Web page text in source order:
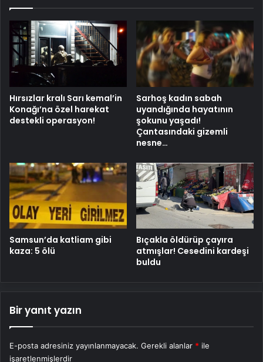
Hırsızlar kralı Sarı kemal’in
Konağı’na özel harekat
destekli operasyon!
Sarhoş kadın sabah
uyandığında hayatının
şokunu yaşadı!
Çantasındaki gizemli
nesne…
Samsun’da katliam gibi
kaza: 5 ölü
Bıçakla öldürüp çayıra
atmışlar! Cesedini kardeşi
buldu
Bir yanıt yazın
E-posta adresiniz yayınlanmayacak. Gerekli alanlar * ile
işaretlenmişlerdir